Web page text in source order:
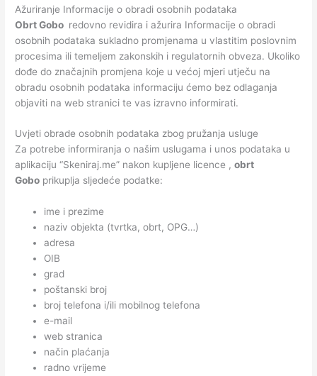
Ažuriranje Informacije o obradi osobnih podataka
Obrt Gobo redovno revidira i ažurira Informacije o obradi
osobnih podataka sukladno promjenama u vlastitim poslovnim
procesima ili temeljem zakonskih i regulatornih obveza. Ukoliko
dođe do značajnih promjena koje u većoj mjeri utječu na
obradu osobnih podataka informaciju ćemo bez odlaganja
objaviti na web stranici te vas izravno informirati.
Uvjeti obrade osobnih podataka zbog pružanja usluge
Za potrebe informiranja o našim uslugama i unos podataka u
aplikaciju “Skeniraj.me” nakon kupljene licence ,obrt
Gobo prikuplja sljedeće podatke:
ime i prezime
naziv objekta (tvrtka, obrt, OPG…)
adresa
OIB
grad
poštanski broj
broj telefona i/ili mobilnog telefona
e-mail
web stranica
način plaćanja
radno vrijeme